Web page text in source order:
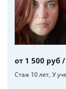
от 1 500 руб
Стаж 10 лет У